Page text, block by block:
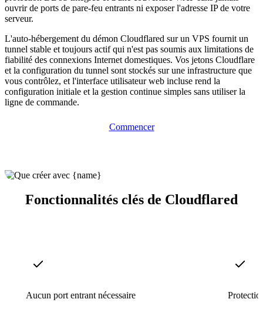
ouvrir de ports de pare-feu entrants ni exposer l'adresse IP de votre
serveur.
L'auto-hébergement du démon Cloudflared sur un VPS fournit un
tunnel stable et toujours actif qui n'est pas soumis aux limitations de
fiabilité des connexions Internet domestiques. Vos jetons Cloudflare
et la configuration du tunnel sont stockés sur une infrastructure que
vous contrôlez, et l'interface utilisateur web incluse rend la
configuration initiale et la gestion continue simples sans utiliser la
ligne de commande.
Commencer
Fonctionnalités clés de Cloudflared
Aucun port entrant nécessaire